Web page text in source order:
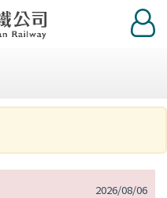
登
入
2026/08/06